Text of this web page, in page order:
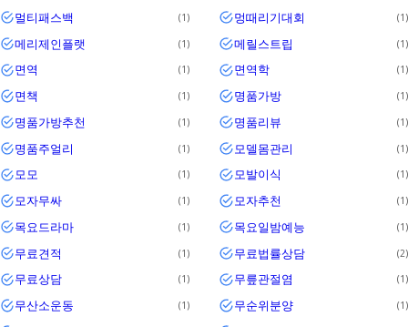
멀티패스백 1 멍때리기대회 1
메리제인플랫 1 메릴스트립 1
면역 1 면역학 1
면책 1 명품가방 1
명품가방추천 1 명품리뷰 1
명품주얼리 1 모델몸관리 1
모모 1 모발이식 1
모자무싸 1 모자추천 1
목요드라마 1 목요일밤예능 1
무료견적 1 무료법률상담 2
무료상담 1 무릎관절염 1
무산소운동 1 무순위분양 1